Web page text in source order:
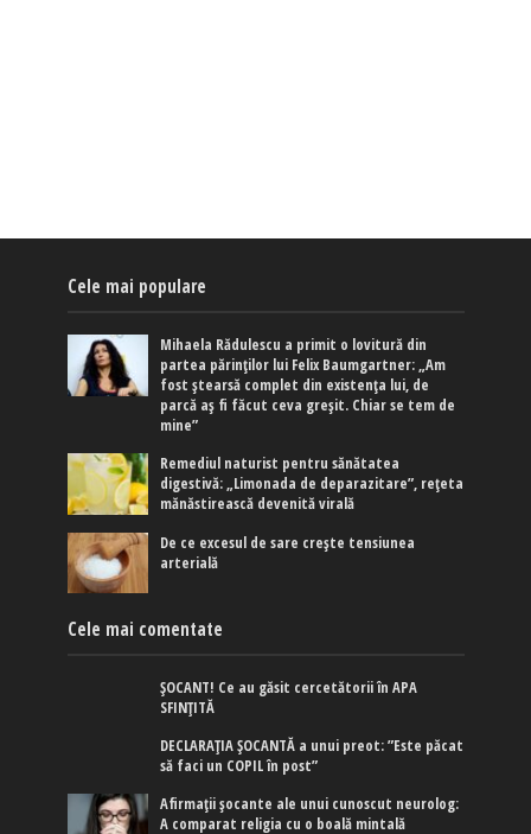
Cele mai populare
Mihaela Rădulescu a primit o lovitură din
partea părinților lui Felix Baumgartner: „Am
fost ștearsă complet din existența lui, de
parcă aș fi făcut ceva greșit. Chiar se tem de
mine”
Remediul naturist pentru sănătatea
digestivă: „Limonada de deparazitare”, rețeta
mănăstirească devenită virală
De ce excesul de sare crește tensiunea
arterială
Cele mai comentate
ȘOCANT! Ce au găsit cercetătorii în APA
SFINȚITĂ
DECLARAȚIA ȘOCANTĂ a unui preot: ”Este păcat
să faci un COPIL în post”
Afirmaţii şocante ale unui cunoscut neurolog:
A comparat religia cu o boală mintală